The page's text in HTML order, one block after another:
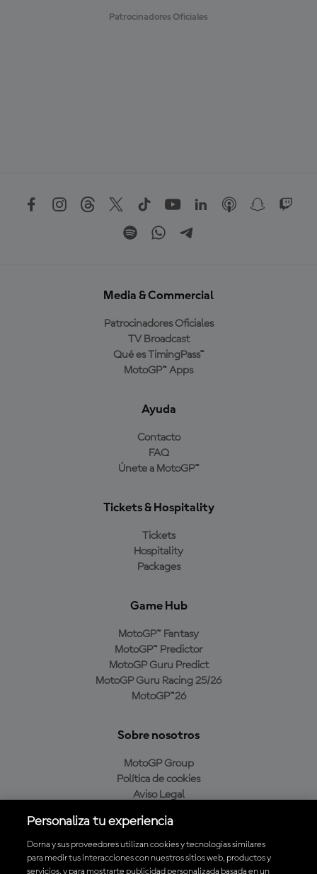
Patrocinadores Oficiales
Media & Commercial
Patrocinadores Oficiales
TV Broadcast
Qué es TimingPass™
MotoGP™ Apps
Ayuda
Contacto
FAQ
Únete a MotoGP™
Tickets & Hospitality
Tickets
Hospitality
Packages
Game Hub
MotoGP™ Fantasy
MotoGP™ Predictor
MotoGP Guru Predict
MotoGP Guru Racing 25/26
MotoGP™26
Sobre nosotros
MotoGP Group
Política de cookies
Aviso Legal
Política de compra
Personaliza tu experiencia
Dorna y sus proveedores utilizan cookies y tecnologías similares
para medir tus interacciones con nuestros sitios web, productos y
servicios, y para mostrarte publicidad personalizada basada en un